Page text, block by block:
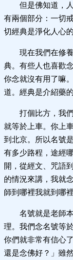
但是佛知道，
有兩個部分：一切
切經典是淨化人心
現在我們在修
典。有些人也喜歡
你念就沒有用了嘛
道。經典是介紹藥
打個比方，我
就等於上車。你上
到北京。所以名號
有多少路程，途經
開，從經文、咒語
的情況來講，我就
師到哪裡我就到哪
名號就是老師
理。我們念名號等
你們就非常有信心
還是念佛好？」雖